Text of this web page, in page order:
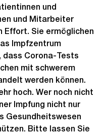
und
und Mitarbeiter
Effort. Sie ermöglichen
Impfzentrum
dass Corona-Tests
mit schwerem
werden können.
hoch. Wer noch nicht
Impfung nicht nur
Gesundheitswesen
Bitte lassen Sie